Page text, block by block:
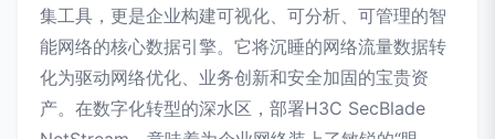
集工具，更是企业构建可视化、可分析、可管理的智
能网络的核心数据引擎。它将沉睡的网络流量数据转
化为驱动网络优化、业务创新和安全加固的宝贵资
产。在数字化转型的深水区，部署H3C SecBlade